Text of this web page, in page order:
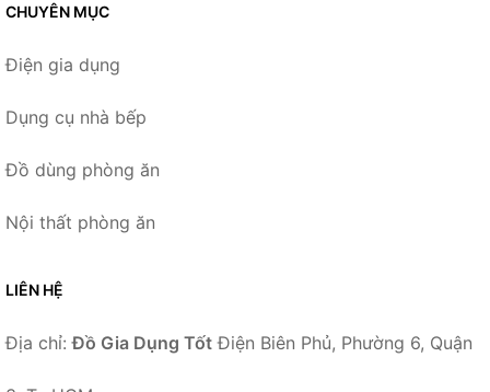
CHUYÊN MỤC
Điện gia dụng
Dụng cụ nhà bếp
Đồ dùng phòng ăn
Nội thất phòng ăn
LIÊN HỆ
Địa chỉ:Đồ Gia Dụng Tốt Điện Biên Phủ, Phường 6, Quận